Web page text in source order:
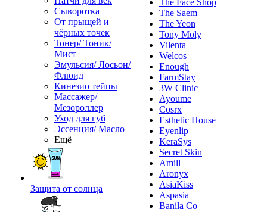
Сыворотка
От прыщей и
чёрных точек
Тонер/ Тоник/
Мист
Эмульсия/ Лосьон/
Флюид
Кинезио тейпы
Массажер/
Мезороллер
Уход для губ
Эссенция/ Масло
Ещё
Защита от солнца
The Face Shop
The Saem
The Yeon
Tony Moly
Vilenta
Welcos
Enough
FarmStay
3W Clinic
Ayoume
Cosrx
Esthetic House
Eyenlip
KeraSys
Secret Skin
Amill
Aronyx
AsiaKiss
Aspasia
Banila Co